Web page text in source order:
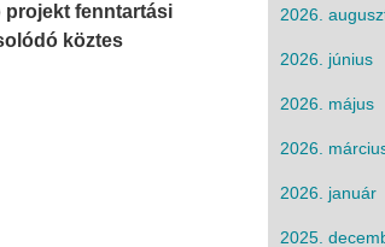
projekt fenntartási
köztes
2026.
2026. június
2026. május
2026.
2026. január
2025.